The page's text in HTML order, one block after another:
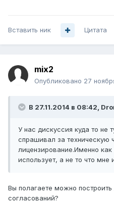
Вставить ник Цитата
mix2
Опубликовано 27
В 27.11.2014 в 08:42,
У нас дискуссия куда то не
спрашивал за техническую
лицензирование.Именно как
использует, а не то что мне
Вы полагаете можно
согласований?